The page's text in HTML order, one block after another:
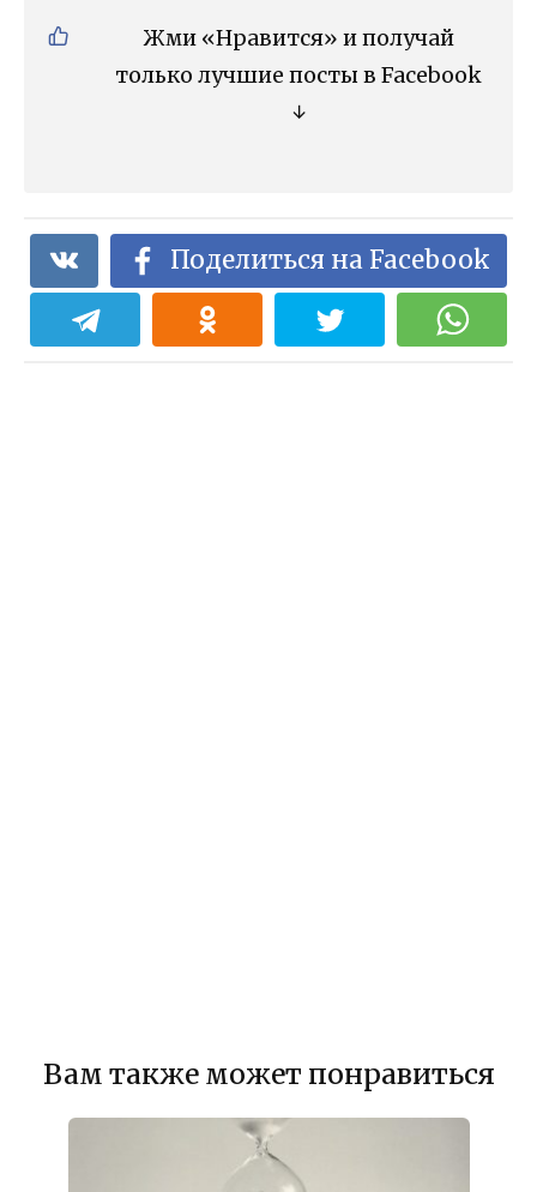
Жми «Нравится» и получай
только лучшие посты в Facebook
↓
Поделиться на Facebook
Вам также может понравиться